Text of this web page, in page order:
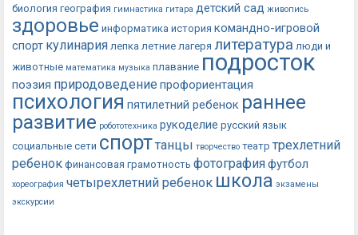
биология география гимнастика гитара детский сад живопись
здоровье информатика история командно-игровой
спорт кулинария лепка летние лагеря литература люди и
животные математика музыка плавание подросток
поэзия природоведениепрофориентация
психология пятилетний ребенок раннее
развитие робототехника рукоделие русский язык
социальные сети спорттанцы творчество театр трехлетний
ребенок финансовая грамотность фотографияфутбол
хореография четырехлетний ребенок школа экзамены
экскурсии